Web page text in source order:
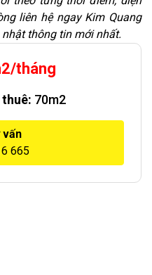
liên hệ ngay Kim Quang
thông tin mới nhất.
tháng
70m2
vấn
665